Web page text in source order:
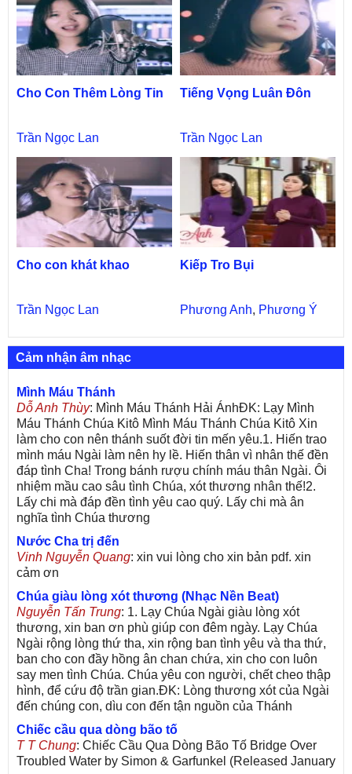
Cho Con Thêm Lòng Tin
Trần Ngọc Lan
Tiếng Vọng Luân Đôn
Trần Ngọc Lan
Cho con khát khao
Trần Ngọc Lan
Kiếp Tro Bụi
Phương Anh, Phương Ý
Cảm nhận âm nhạc
Mình Máu Thánh
Dỗ Anh Thùy: Mình Máu Thánh Hải ÁnhĐK: Lạy Mình
Máu Thánh Chúa Kitô Mình Máu Thánh Chúa Kitô Xin
làm cho con nên thánh suốt đời tin mến yêu.1. Hiến trao
mình máu Ngài làm nên hy lề. Hiến thân vì nhân thế đền
đáp tình Cha! Trong bánh rượu chính máu thân Ngài. Ôi
nhiệm mầu cao sâu tình Chúa, xót thương nhân thế!2.
Lấy chi mà đáp đền tình yêu cao quý. Lấy chi mà ân
nghĩa tình Chúa thương
Nước Cha trị đến
Vinh Nguyễn Quang: xin vui lòng cho xin bản pdf. xin
cảm ơn
Chúa giàu lòng xót thương (Nhạc Nền Beat)
Nguyễn Tấn Trung: 1. Lạy Chúa Ngài giàu lòng xót
thương, xin ban ơn phù giúp con đêm ngày. Lạy Chúa
Ngài rộng lòng thứ tha, xin rộng ban tình yêu và tha thứ,
ban cho con đầy hồng ân chan chứa, xin cho con luôn
say men tình Chúa. Chúa yêu con người, chết cheo thập
hình, để cứu độ trần gian.ĐK: Lòng thương xót của Ngài
đến chúng con, dìu con đến tận nguồn của Thánh
Chiếc cầu qua dòng bão tố
T T Chung: Chiếc Cầu Qua Dòng Bão Tố Bridge Over
Troubled Water by Simon & Garfunkel (Released January